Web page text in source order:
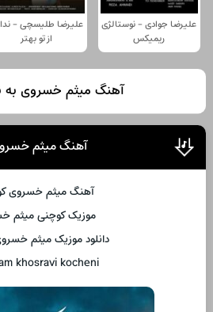
علیرضا جوادی - نوستالژی
ریمیکس
علیرضا طلیسچی -
از تو بهتر
آهنگ میثم خسروی به
آهنگ میثم
آهنگ میثم خسروی
موزیک کوچنی میثم
دانلود موزیک میثم
khosravi kocheni